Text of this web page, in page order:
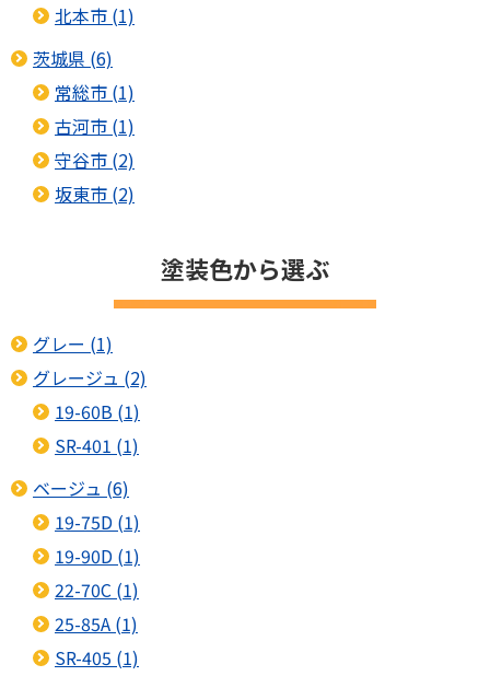
北本市 (1)
茨城県 (6)
常総市 (1)
古河市 (1)
守谷市 (2)
坂東市 (2)
塗装色から選ぶ
グレー (1)
グレージュ (2)
19-60B (1)
SR-401 (1)
ベージュ (6)
19-75D (1)
19-90D (1)
22-70C (1)
25-85A (1)
SR-405 (1)